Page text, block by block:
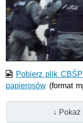
Pobierz plik
papierosów (format
↓